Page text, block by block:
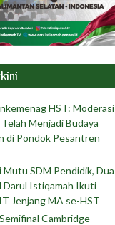
HST: Moderasi
Menjadi Budaya
di Pondok Pesantren
Mutu SDM Pendidik, Dua
Darul Istiqamah Ikuti
Jenjang MA se-HST
Cambridge